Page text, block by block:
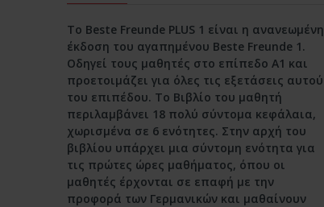
Το Beste Freunde PLUS 1 είναι η ανανεωμένη
έκδοση του αγαπημένου Beste Freunde 1.
Οδηγεί τους μαθητές στο επίπεδο Α1 και
προετοιμάζει για όλες τις εξετάσεις αυτού
του επιπέδου. Το Βιβλίο του μαθητή
περιλαμβάνει 18 πολύ σύντομα κεφάλαια,
χωρισμένα σε 6 ενότητες. Στην αρχή του
βιβλίου υπάρχει μια σύντομη ενότητα για
τις πρώτες ώρες μαθήματος, όπου οι
μαθητές έρχονται σε επαφή με την
προφορά των Γερμανικών και μαθαίνουν